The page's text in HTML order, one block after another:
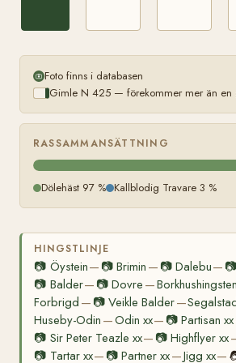
Foto finns i databasen
Gimle N 425 — förekommer mer än en
RASSAMMANSÄTTNING
Dölehäst 97 % Kallblodig Travare 3 %
HINGSTLINJE
📷 Öystein— 📷Brimin — 📷 Dalebu— 📷
📷 Balder— 📷Dovre —Borkhushingsten
Forbrigd — 📷Veikle Balder—
Huseby-Odin —Odin xx— 📷Partisan xx
📷 Sir Peter Teazle xx— 📷Highflyer xx
📷 Tartar xx— 📷Partner xx—Jigg xx—